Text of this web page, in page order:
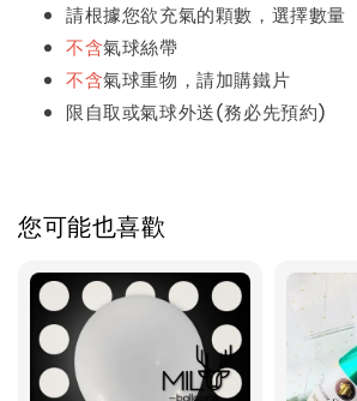
請根據您欲充氣的顆數，選擇數量
不含氣球絲帶
不含氣球重物，請加購鐵片
限自取或氣球外送(務必先預約)
您可能也喜歡